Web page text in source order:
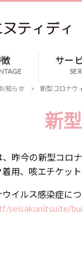
サー
お知らせ > 新型コロナウ
新
、昨今の新型コロ
用、咳エチケッ
イルス感染症に
seisakunitsuite/